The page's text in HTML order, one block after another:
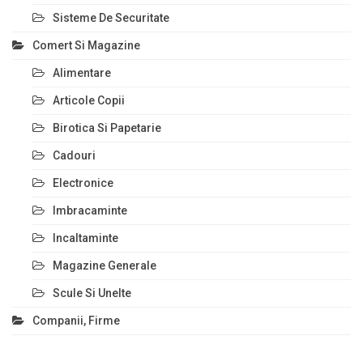
Sisteme De Securitate
Comert Si Magazine
Alimentare
Articole Copii
Birotica Si Papetarie
Cadouri
Electronice
Imbracaminte
Incaltaminte
Magazine Generale
Scule Si Unelte
Companii, Firme